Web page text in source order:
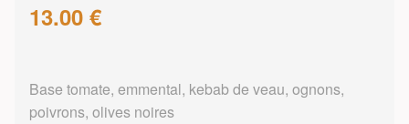
13.00 €
Base tomate, emmental, kebab de veau, ognons,
poivrons, olives noires